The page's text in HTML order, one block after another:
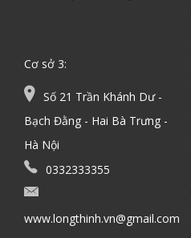
Cơ sở 3:
Số 21 Trần Khánh Dư -
Bạch Đằng - Hai Bà Trưng -
Hà Nội
0332333355
www.longthinh.vn@gmail.com